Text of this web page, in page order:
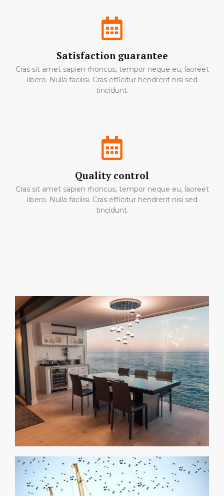
Satisfaction guarantee
Cras sit amet sapien rhoncus, tempor neque eu, laoreet
libero. Nulla facilisi. Cras efficitur hendrerit nisi sed
tincidunt.
Quality control
Cras sit amet sapien rhoncus, tempor neque eu, laoreet
libero. Nulla facilisi. Cras efficitur hendrerit nisi sed
tincidunt.